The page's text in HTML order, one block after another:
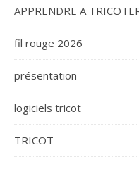
APPRENDRE A
fil rouge 2026
présentation
logiciels tricot
TRICOT